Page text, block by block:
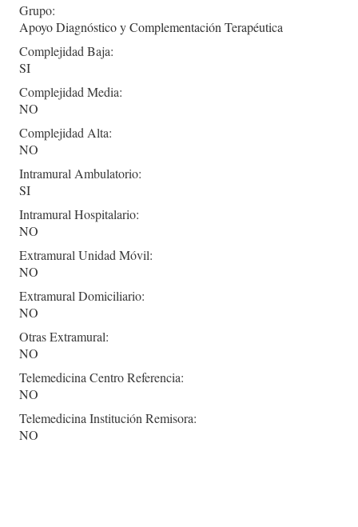
Grupo:
Apoyo Diagnóstico y Complementación Terapéutica
Complejidad Baja:
SI
Complejidad Media:
NO
Complejidad Alta:
NO
Intramural Ambulatorio:
SI
Intramural Hospitalario:
NO
Extramural Unidad Móvil:
NO
Extramural Domiciliario:
NO
Otras Extramural:
NO
Telemedicina Centro Referencia:
NO
Telemedicina Institución Remisora:
NO